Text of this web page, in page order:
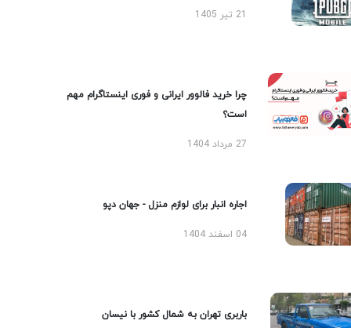
چرا خرید فالوور ایرانی و فوری اینستاگرام مهم
است؟
27 مرداد 1404
اجاره انبار برای لوازم منزل - جهان دپو
04 اسفند 1404
باربری تهران به شمال کشور با نیسان